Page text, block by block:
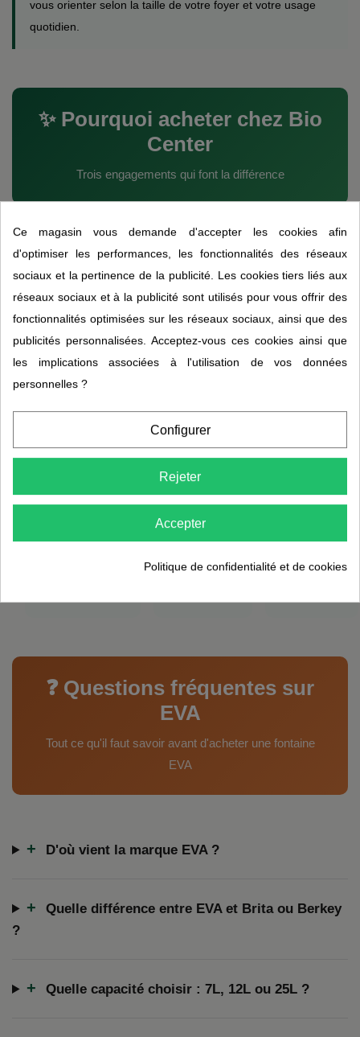
vous orienter selon la taille de votre foyer et votre usage
quotidien.
✨ Pourquoi acheter chez Bio
Center
Trois engagements qui font la différence
🤝
Distributeur
agréé EVA
Travail en
direct avec
J&C2O,
officiel EVA en
Garantie
consommables,
📞
Conseil
humain
Question
sur la
cartouches,
l'entretien ?
Joignez-
directement.
06 49 64 71
45
🏡
Boutique
familiale
bretonne
Une
Quand
c'est notre
centre
❓ Questions fréquentes sur
EVA
Tout ce qu'il faut savoir avant d'acheter une fontaine
EVA
+ D'où vient la marque EVA ?
+
Quelle différence entre EVA et Brita ou Berkey
?
+ Quelle capacité choisir : 7L, 12L ou 25L ?
Ce magasin vous demande d'accepter les cookies afin
d'optimiser les performances, les fonctionnalités des réseaux
sociaux et la pertinence de la publicité. Les cookies tiers liés aux
réseaux sociaux et à la publicité sont utilisés pour vous offrir des
fonctionnalités optimisées sur les réseaux sociaux, ainsi que des
publicités personnalisées. Acceptez-vous ces cookies ainsi que
les implications associées à l'utilisation de vos données
personnelles ?
Configurer
Rejeter
Accepter
Politique de confidentialité et de cookies